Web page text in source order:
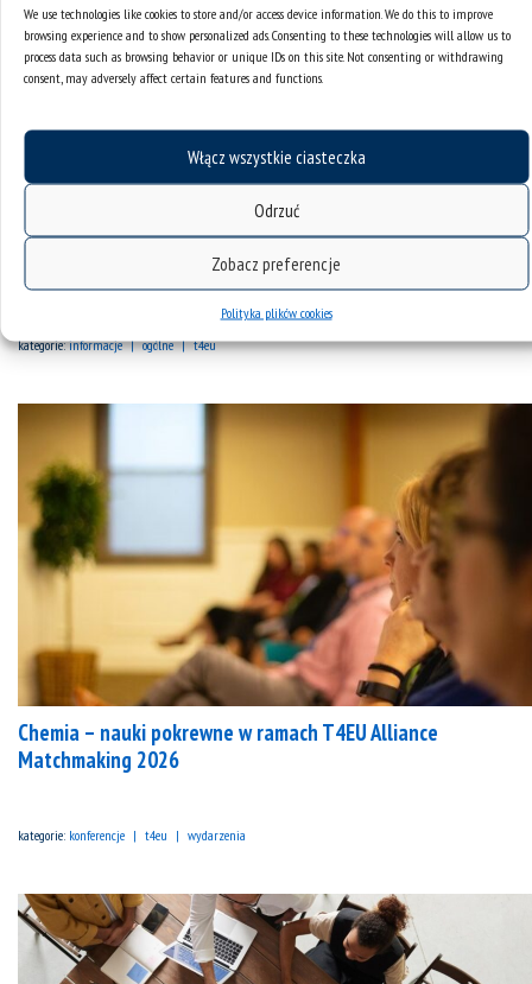
We use technologies like cookies to store and/or access device information. We do this to improve
browsing experience and to show personalized ads. Consenting to these technologies will allow us to
process data such as browsing behavior or unique IDs on this site. Not consenting or withdrawing
consent, may adversely affect certain features and functions.
Włącz wszystkie ciasteczka
Odrzuć
Zobacz preferencje
Polityka plików cookies
II i III Międzynarodowa Szkoła Letnia Aquamatyki na Litwie
kategorie:informacje ogólne t4eu
Chemia – nauki pokrewne w ramach T4EU Alliance
Matchmaking 2026
kategorie: konferencje t4eu wydarzenia